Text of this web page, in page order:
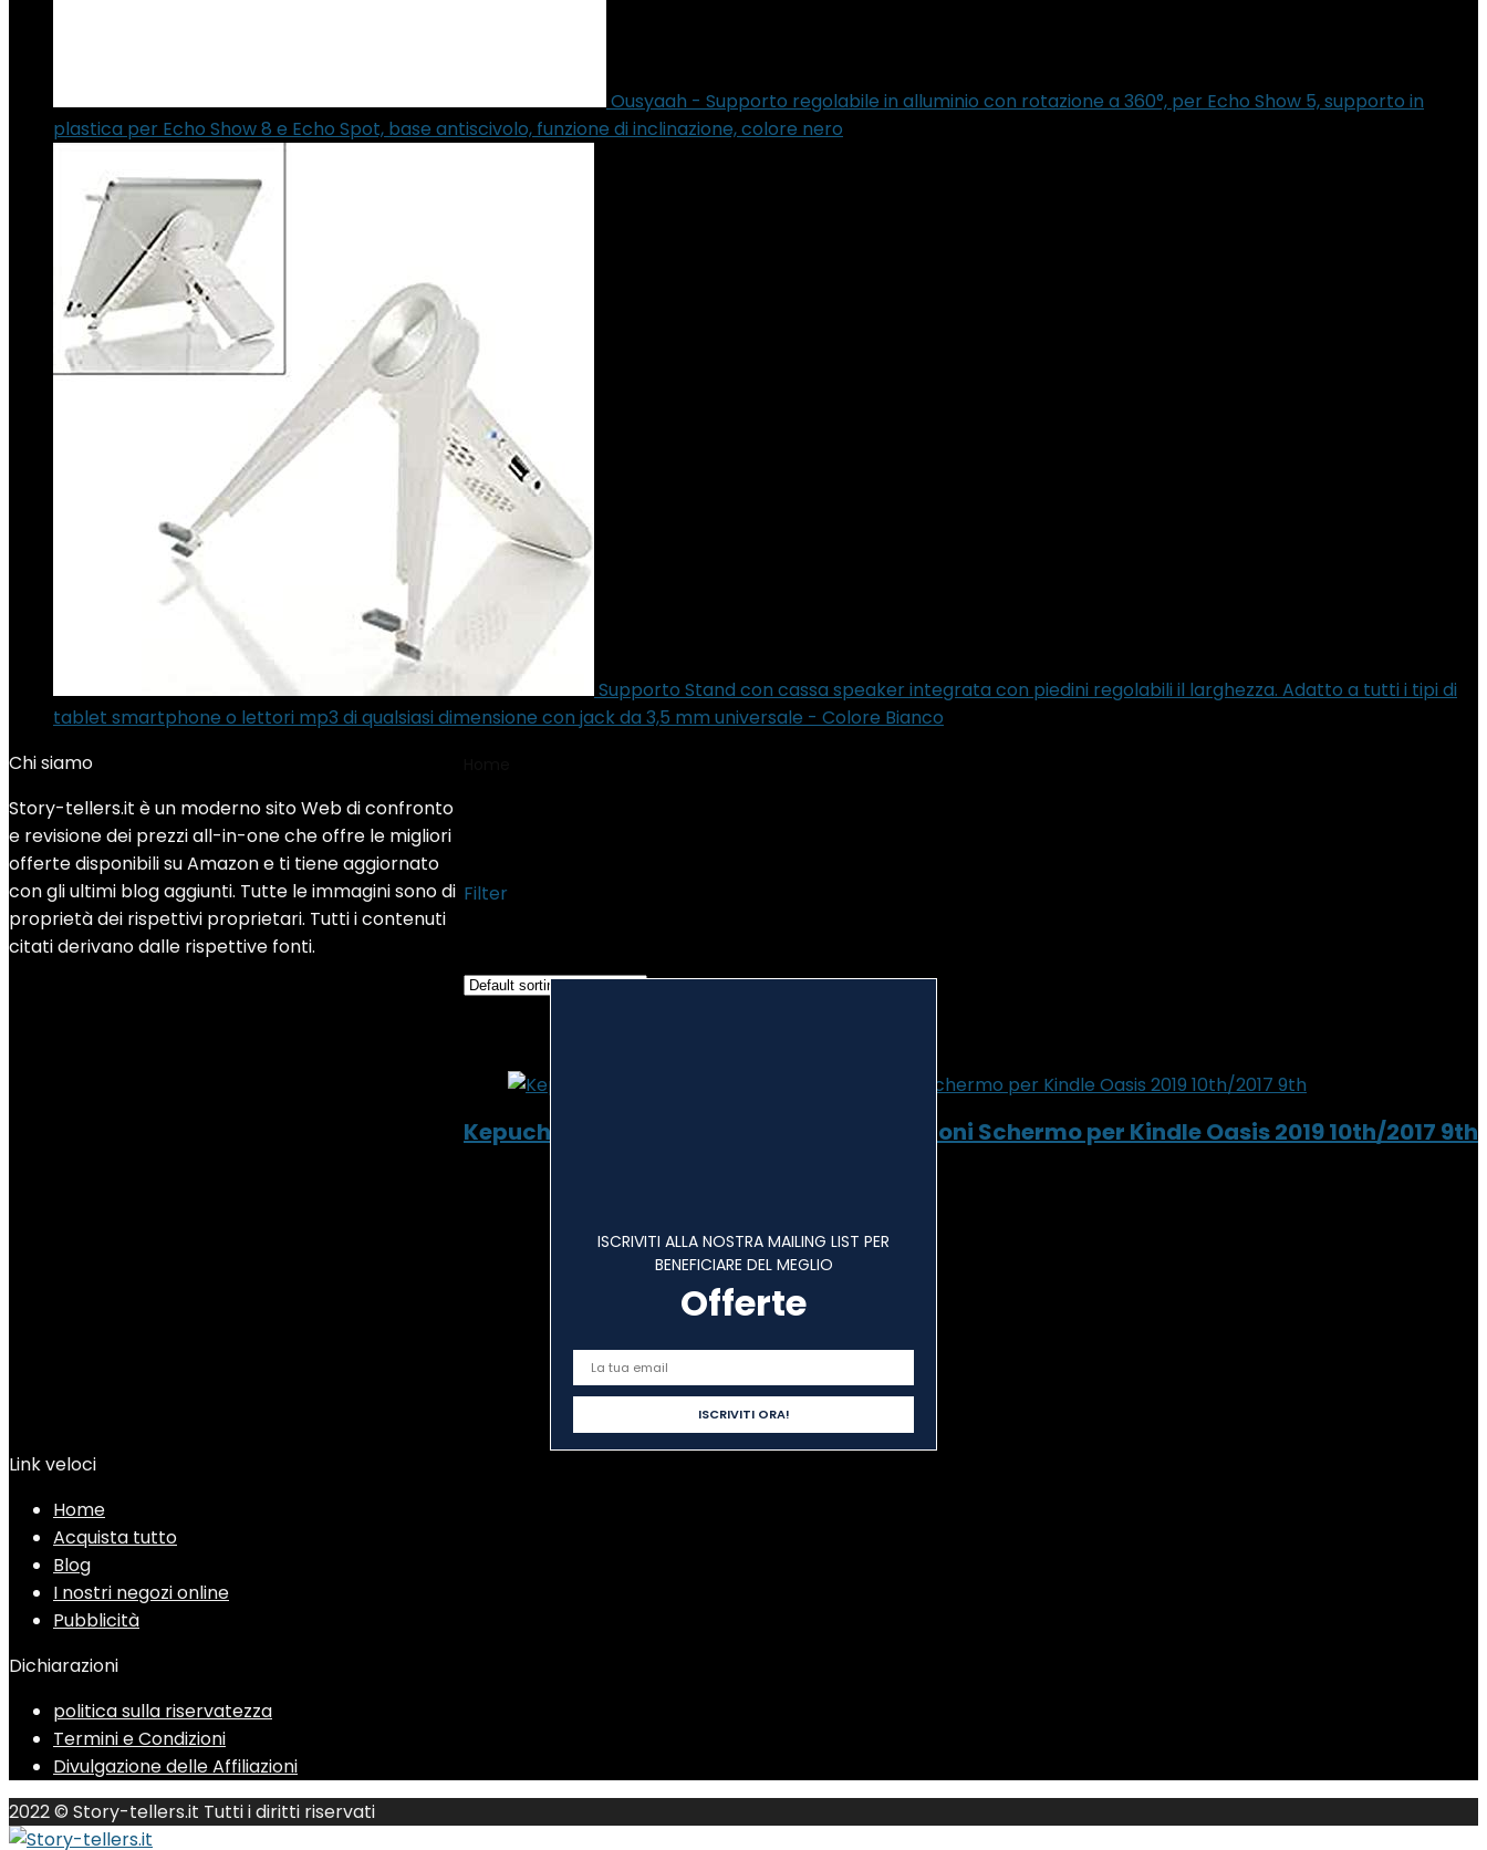
Ousyaah - Supporto regolabile in alluminio con rotazione a 360°, per Echo Show 5, supporto in
plastica per Echo Show 8 e Echo Spot, base antiscivolo, funzione di inclinazione, colore nero
Supporto Stand con cassa speaker integrata con piedini regolabili il larghezza. Adatto a tutti i tipi di
tablet smartphone o lettori mp3 di qualsiasi dimensione con jack da 3,5 mm universale - Colore Bianco
Filter
Kepuch 2 Pacchi Vetro Temperato Protezioni Schermo per Kindle Oasis 2019 10th/2017 9th
Chi siamo
Story-tellers.it è un moderno sito Web di confronto
e revisione dei prezzi all-in-one che offre le migliori
offerte disponibili su Amazon e ti tiene aggiornato
con gli ultimi blog aggiunti. Tutte le immagini sono di
proprietà dei rispettivi proprietari. Tutti i contenuti
citati derivano dalle rispettive fonti.
ISCRIVITI ALLA NOSTRA MAILING LIST PER
BENEFICIARE DEL MEGLIO
Offerte
Link veloci
Home
Acquista tutto
Blog
I nostri negozi online
Pubblicità
Dichiarazioni
politica sulla riservatezza
Termini e Condizioni
Divulgazione delle Affiliazioni
2022 © Story-tellers.it Tutti i diritti riservati